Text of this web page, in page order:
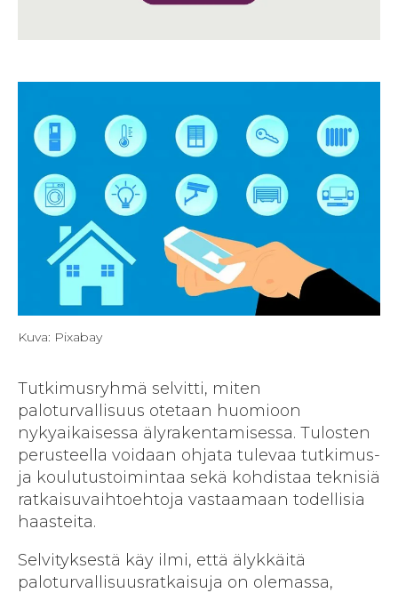
Kuva: Pixabay
Tutkimusryhmä selvitti, miten
paloturvallisuus otetaan huomioon
nykyaikaisessa älyrakentamisessa. Tulosten
perusteella voidaan ohjata tulevaa tutkimus-
ja koulutustoimintaa sekä kohdistaa teknisiä
ratkaisuvaihtoehtoja vastaamaan todellisia
haasteita.
Selvityksestä käy ilmi, että älykkäitä
paloturvallisuusratkaisuja on olemassa,